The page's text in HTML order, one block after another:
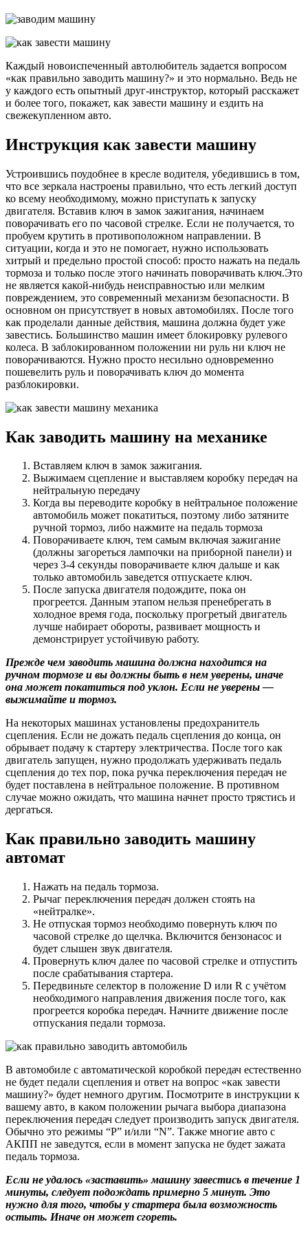
Каждый новоиспеченный автолюбитель задается вопросом
«как правильно заводить машину?» и это нормально. Ведь не
у каждого есть опытный друг-инструктор, который расскажет
и более того, покажет, как завести машину и ездить на
свежекупленном авто.
Инструкция как завести машину
Устроившись поудобнее в кресле водителя, убедившись в том,
что все зеркала настроены правильно, что есть легкий доступ
ко всему необходимому, можно приступать к запуску
двигателя. Вставив ключ в замок зажигания, начинаем
поворачивать его по часовой стрелке. Если не получается, то
пробуем крутить в противоположном направлении. В
ситуации, когда и это не помогает, нужно использовать
хитрый и предельно простой способ: просто нажать на педаль
тормоза и только после этого начинать поворачивать ключ.Это
не является какой-нибудь неисправностью или мелким
повреждением, это современный механизм безопасности. В
основном он присутствует в новых автомобилях. После того
как проделали данные действия, машина должна будет уже
завестись. Большинство машин имеет блокировку рулевого
колеса. В заблокированном положении ни руль ни ключ не
поворачиваются. Нужно просто несильно одновременно
пошевелить руль и поворачивать ключ до момента
разблокировки.
Как заводить машину на механике
Вставляем ключ в замок зажигания.
Выжимаем сцепление и выставляем коробку передач на
нейтральную передачу
Когда вы переводите коробку в нейтральное положение
автомобиль может покатиться, поэтому либо затяните
ручной тормоз, либо нажмите на педаль тормоза
Поворачиваете ключ, тем самым включая зажигание
(должны загореться лампочки на приборной панели) и
через 3-4 секунды поворачиваете ключ дальше и как
только автомобиль заведется отпускаете ключ.
После запуска двигателя подождите, пока он
прогреется. Данным этапом нельзя пренебрегать в
холодное время года, поскольку прогретый двигатель
лучше набирает обороты, развивает мощность и
демонстрирует устойчивую работу.
Прежде чем заводить машина должна находится на
ручном тормозе и вы должны быть в нем уверены, иначе
она может покатиться под уклон. Если не уверены —
выжимайте и тормоз.
На некоторых машинах установлены предохранитель
сцепления. Если не дожать педаль сцепления до конца, он
обрывает подачу к стартеру электричества. После того как
двигатель запущен, нужно продолжать удерживать педаль
сцепления до тех пор, пока ручка переключения передач не
будет поставлена в нейтральное положение. В противном
случае можно ожидать, что машина начнет просто трястись и
дергаться.
Как правильно заводить машину
автомат
Нажать на педаль тормоза.
Рычаг переключения передач должен стоять на
«нейтралке».
Не отпуская тормоз необходимо повернуть ключ по
часовой стрелке до щелчка. Включится бензонасос и
будет слышен звук двигателя.
Провернуть ключ далее по часовой стрелке и отпустить
после срабатывания стартера.
Передвиньте селектор в положение D или R с учётом
необходимого направления движения после того, как
прогреется коробка передач. Начните движение после
отпускания педали тормоза.
В автомобиле с автоматической коробкой передач естественно
не будет педали сцепления и ответ на вопрос «как завести
машину?» будет немного другим. Посмотрите в инструкции к
вашему авто, в каком положении рычага выбора диапазона
переключения передач следует производить запуск двигателя.
Обычно это режимы “P” и/или “N”. Также многие авто с
АКПП не заведутся, если в момент запуска не будет зажата
педаль тормоза.
Если не удалось «заставить» машину завестись в течение 1
минуты, следует подождать примерно 5 минут. Это
нужно для того, чтобы у стартера была возможность
остыть. Иначе он может сгореть.